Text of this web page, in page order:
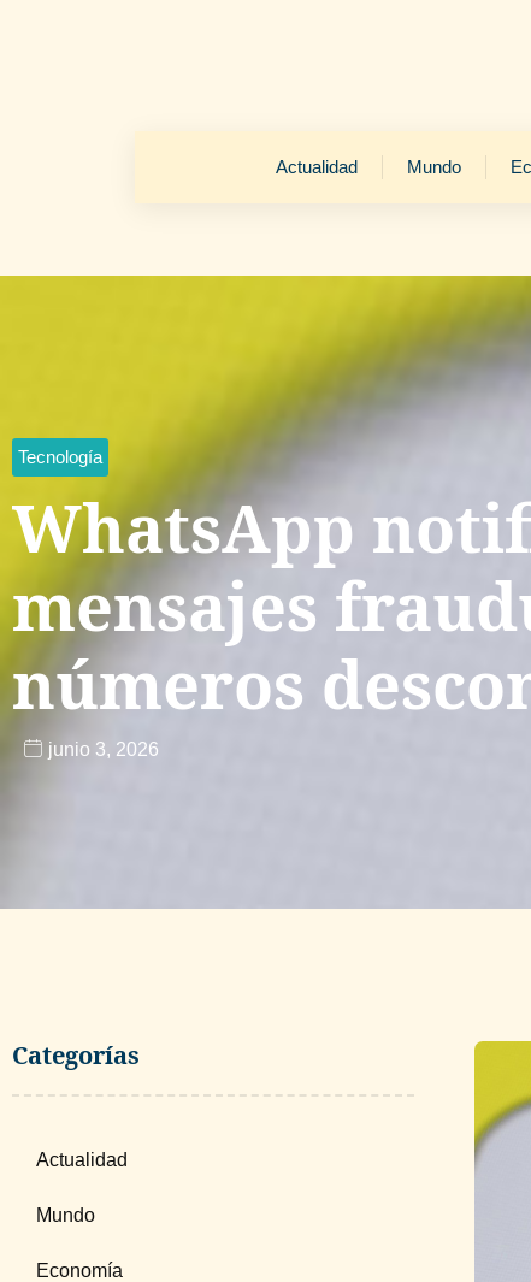
Actualidad Mundo
Tecnología
WhatsApp
mensajes
números
junio 3, 2026
Categorías
Actualidad
Mundo
Economía